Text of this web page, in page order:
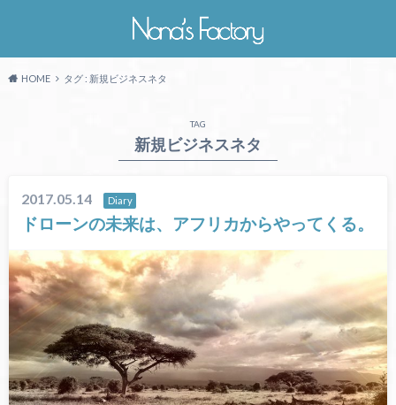
HOME タグ : 新規ビジネスネタ
TAG
新規ビジネスネタ
2017.05.14 Diary
ドローンの未来は、アフリカからやってくる。